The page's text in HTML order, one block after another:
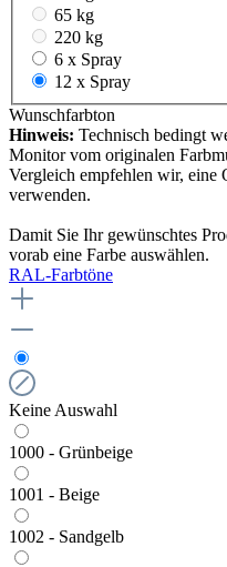
65 kg
220 kg
6 x Spray
12 x Spray
Wunschfarbton
Hinweis: Technisch bedingt
Monitor vom originalen
Vergleich empfehlen wir, eine
verwenden.
Damit Sie Ihr gewünschtes
vorab eine Farbe auswählen.
RAL-Farbtöne
Keine Auswahl
1000 - Grünbeige
1001 - Beige
1002 - Sandgelb